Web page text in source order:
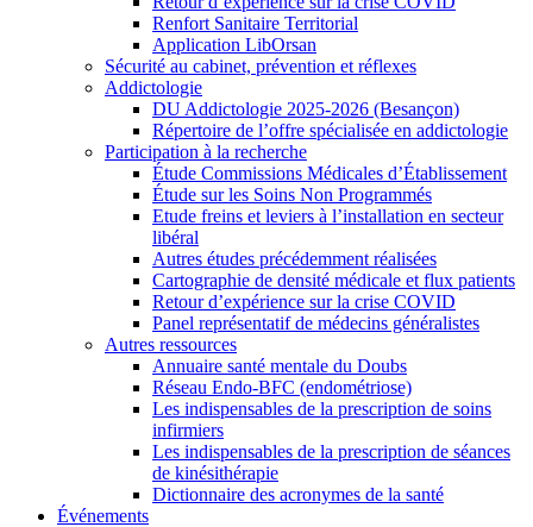
Renfort Sanitaire Territorial
Application LibOrsan
Sécurité au cabinet, prévention et réflexes
Addictologie
DU Addictologie 2025-2026 (Besançon)
Répertoire de l’offre spécialisée en addictologie
Participation à la recherche
Étude Commissions Médicales d’Établissement
Étude sur les Soins Non Programmés
Etude freins et leviers à l’installation en secteur
libéral
Autres études précédemment réalisées
Cartographie de densité médicale et flux patients
Retour d’expérience sur la crise COVID
Panel représentatif de médecins généralistes
Autres ressources
Annuaire santé mentale du Doubs
Réseau Endo-BFC (endométriose)
Les indispensables de la prescription de soins
infirmiers
Les indispensables de la prescription de séances
de kinésithérapie
Dictionnaire des acronymes de la santé
Événements